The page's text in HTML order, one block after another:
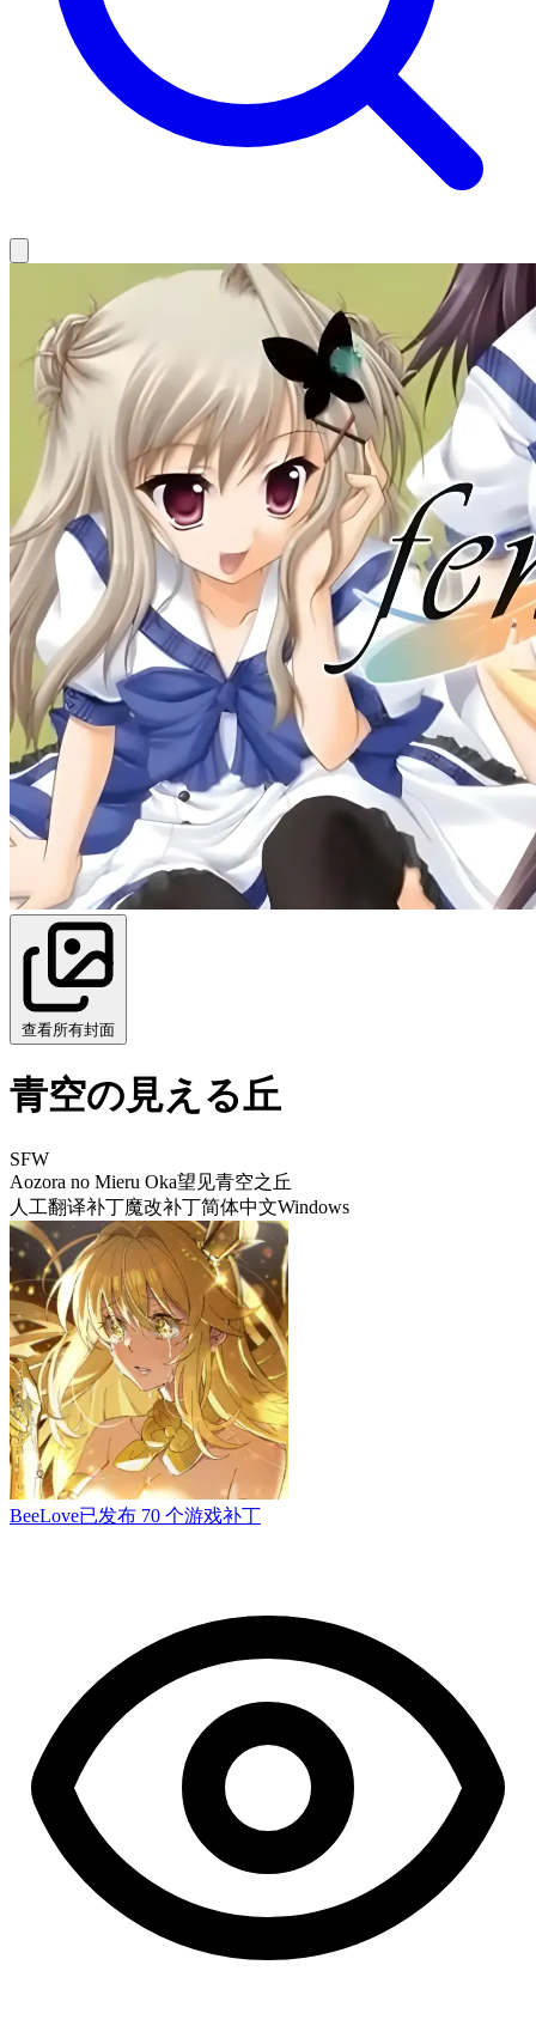
查看所有封面
青空の見える丘
SFW
Aozora no Mieru Oka望见青空之丘
人工翻译补丁魔改补丁简体中文Windows
BeeLove已发布 70 个游戏补丁